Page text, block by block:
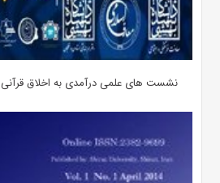
نشست های علمی درآمدی به اخلاق قرآنی